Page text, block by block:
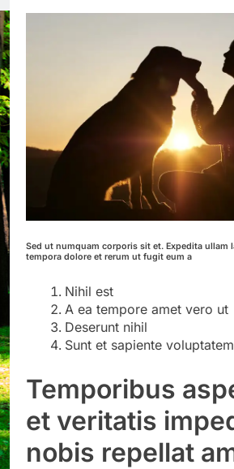
Sed ut numquam corporis sit et. Expedita ullam
tempora dolore et rerum ut fugit eum a
Nihil est
A ea tempore amet vero ut
Deserunt nihil
Sunt et sapiente voluptatem
Temporibus
et veritatis
nobis repellat